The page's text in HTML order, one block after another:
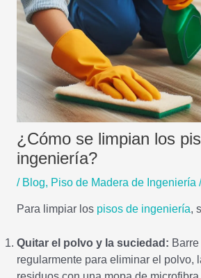
¿Cómo se limpian los
ingeniería?
/ Blog, Piso de Madera de Ingeniería
Para limpiar los pisos de ingeniería,
Quitar el polvo y la suciedad:
regularmente para eliminar el polvo,